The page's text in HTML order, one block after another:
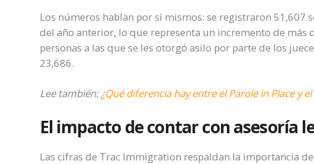
Los números hablan por sí mismos: se registraron 51,607
del año anterior, lo que representa un incremento de más
personas a las que se les otorgó asilo por parte de los
23,686.
Lee también:¿Qué diferencia hay entre el Parole in Place y
El impacto de contar con asesoría
Las cifras de Trac Immigration respaldan la importancia